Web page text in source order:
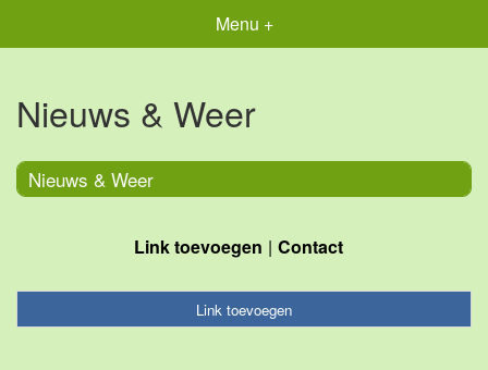
Menu +
Nieuws & Weer
Nieuws & Weer
Link toevoegen Contact
Link toevoegen